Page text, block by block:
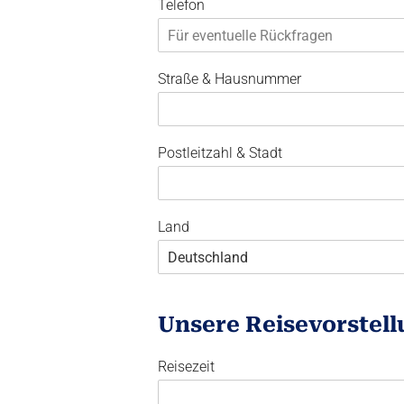
Telefon
Straße & Hausnummer
Postleitzahl & Stadt
Land
Unsere
Reisezeit